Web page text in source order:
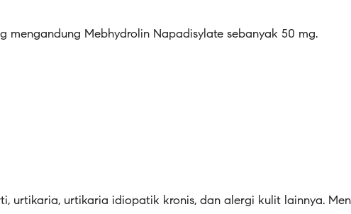
mengandung Mebhydrolin Napadisylate sebanyak 50 mg.
urtikaria, urtikaria idiopatik kronis, dan alergi kulit lainnya.